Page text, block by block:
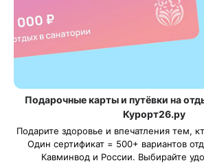
Подарочные карты и путёвки на
Курорт26.ру
Подарите здоровье и впечатления тем,
Один сертификат = 500+ вариантов
Кавминвод и России. Выбирайте